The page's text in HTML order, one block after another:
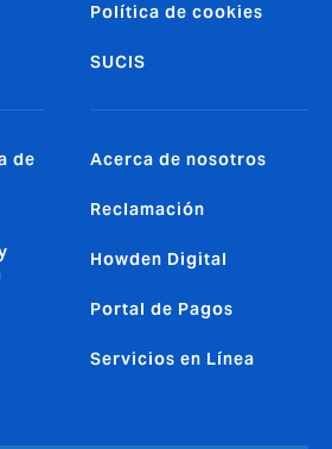
Política de cookies
SUCIS
de
Acerca de nosotros
Reclamación
Howden Digital
Portal de Pagos
Servicios en Línea